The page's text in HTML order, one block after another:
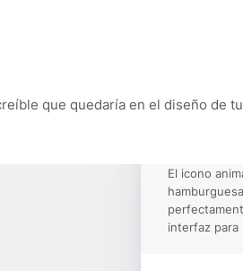
que quedaría en el diseño de
El icono
interfaz para